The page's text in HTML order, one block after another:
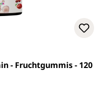
4.8 von 5 Sternen
- Fruchtgummis - 120